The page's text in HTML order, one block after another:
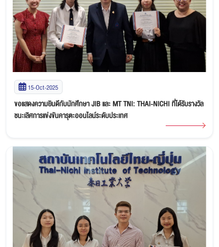
15-Oct-2025
ขอแสดงความยินดีกับนักศึกษา JIB และ MT TNI: THAI-NICHI ที่ได้รับรางวัล
ชนะเลิศการแข่งขันคารุตะออนไลน์ระดับประเทศ